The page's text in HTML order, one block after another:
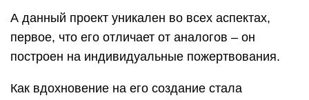
А данный проект уникален во всех аспектах,
первое, что его отличает от аналогов – он
построен на индивидуальные пожертвования.
Как вдохновение на его создание стала